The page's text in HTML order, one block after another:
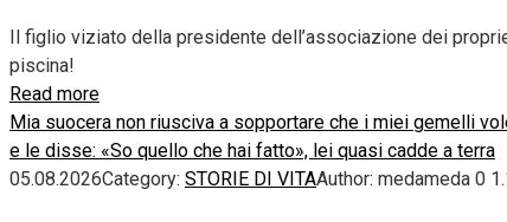
Il figlio viziato della presidente dell’associazione dei
piscina!
Read more
Mia suocera non riusciva a sopportare che i miei gemelli
e le disse: «So quello che hai fatto», lei quasi cadde a terra
05.08.2026Category: STORIE DI VITAAuthor: medameda 0